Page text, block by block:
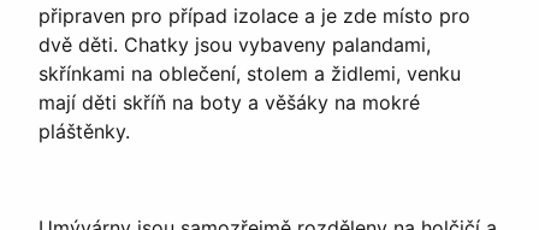
připraven pro případ izolace a je zde místo pro
dvě děti. Chatky jsou vybaveny palandami,
skřínkami na oblečení, stolem a židlemi, venku
mají děti skříň na boty a věšáky na mokré
pláštěnky.